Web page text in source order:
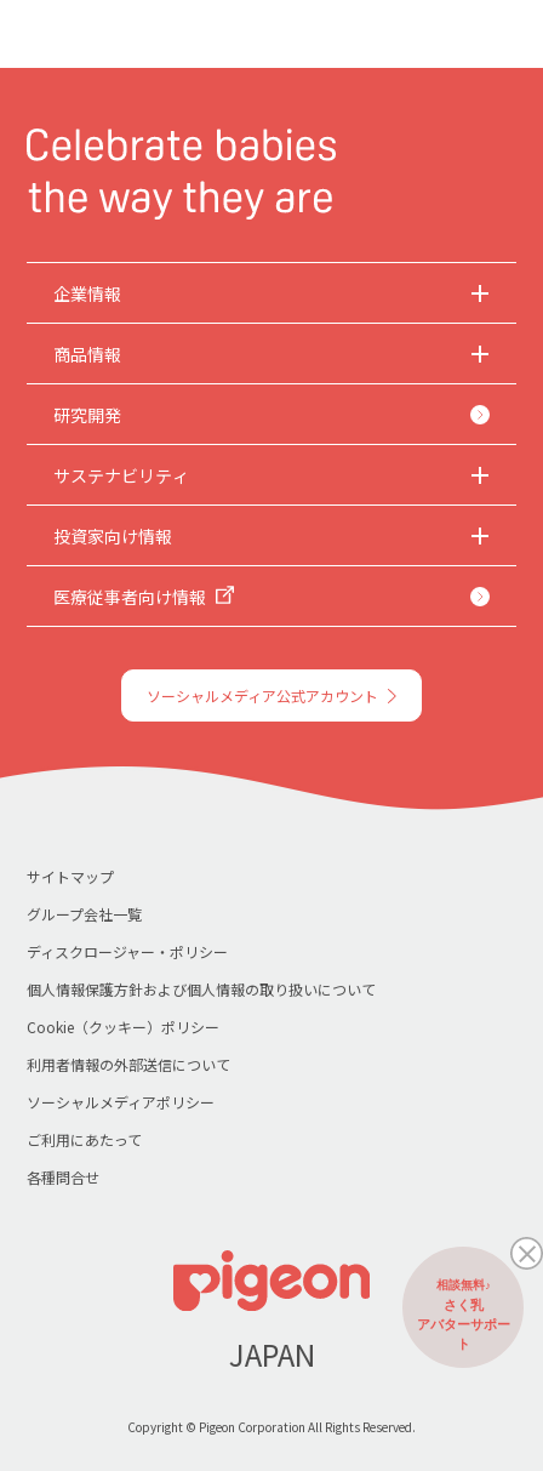
取扱説明書の著作権は当社に帰属します。権利者の許諾を得ることなく、取扱説明
することは、この限りではありません。
当社は、常に細心の注意を払って本サイトを運営管理しておりますが、情報および
動作の正確性、完全性を保証するものではありません。お客様が本サイトをご利用
トラブル、ならびにその他の損害についても、当社は責任を負うものではありませ
本サイトのサービスの中止、変更など
本サイトのサービスは予告なく中止、または内容や条件を変更する場合がありま
す。あらかじめご了承ください。
取扱説明書は、商品をご購入いただいたお客様のための資料です。本サイトに公開
企業情報
商品情報
研究開発
サステナビリティ
投資家向け情報
医療従事者向け情報
ソーシャルメディア公式アカウント
サイトマップ
グループ会社一覧
ディスクロージャー・ポリシー
個人情報保護方針および個人情報の取り扱いについて
Cookie（クッキー）ポリシー
利用者情報の外部送信について
ソーシャルメディアポリシー
ご利用にあたって
各種問合せ
JAPAN
Copyright © Pigeon Corporation All Rights Reserved.
相談無料♪
さく乳
アバターサポー
ト